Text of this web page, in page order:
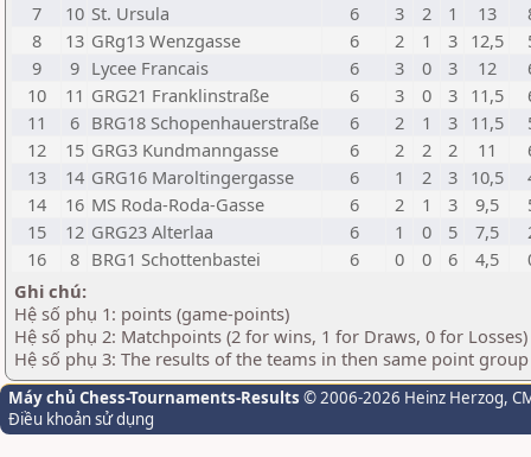
7
10 St. Ursula 6 3 2 1 13
8
13 GRg13 Wenzgasse 6 2 1 3 12,5
9
9 Lycee Francais 6 3 0 3 12
10
11 GRG21 Franklinstraße 6 3 0 3 11,5
11
6 BRG18 Schopenhauerstraße 6 2 1 3 11,5
12
15 GRG3 Kundmanngasse 6 2 2 2 11
13
14 GRG16 Maroltingergasse 6 1 2 3 10,5
14
16 MS Roda-Roda-Gasse 6 2 1 3 9,5
15
12 GRG23 Alterlaa 6 1 0 5 7,5
16
8 BRG1 Schottenbastei 6 0 0 6 4,5
Ghi chú:
Hệ số phụ 1: points (game-points)
Hệ số phụ 2: Matchpoints (2 for wins, 1 for Draws, 0 for Losses)
Hệ số phụ 3: The results of the teams in then same point
Máy chủ Chess-Tournaments-Results © 2006-2026 Heinz Herzog,
Điều khoản sử dụng